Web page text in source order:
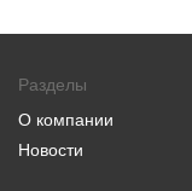
Разделы
О компании
Новости